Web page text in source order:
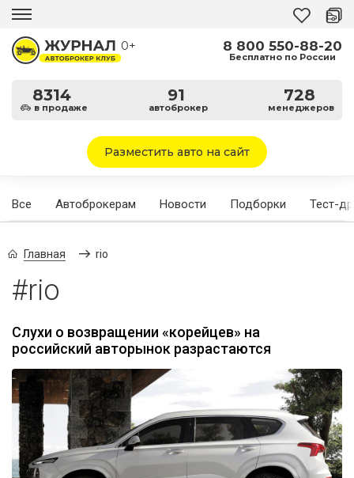
0+
8314
в продаже
91
автоброкер
728
менеджеров
8 800 550-88-20
Бесплатно по России
Разместить авто на сайт
Все Автоброкерам Новости Подборки Тест-
Главная rio
#rio
Слухи о возвращении «корейцев» на
российский авторынок разрастаются